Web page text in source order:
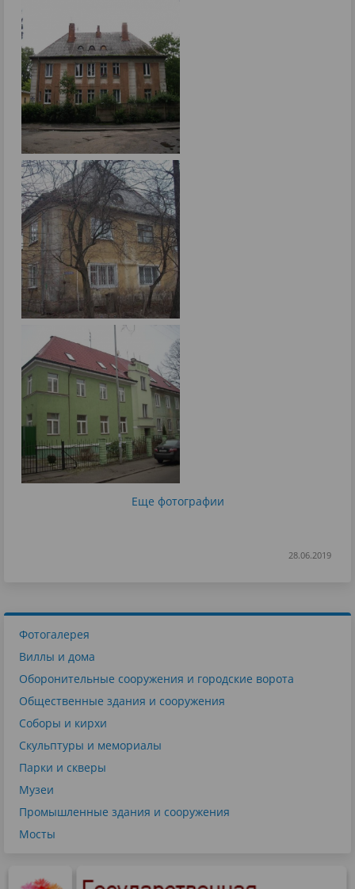
Еще фотографии
28.06.2019
Фотогалерея
Виллы и дома
Оборонительные сооружения и городские ворота
Общественные здания и сооружения
Соборы и кирхи
Скульптуры и мемориалы
Парки и скверы
Музеи
Промышленные здания и сооружения
Мосты